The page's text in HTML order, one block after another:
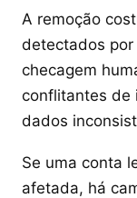
A remoção
detectados
checagem
conflitantes de
dados
Se uma conta
afetada, há